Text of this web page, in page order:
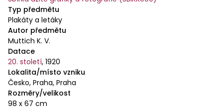
Typ předmětu
Plakáty a letáky
Autor předmětu
Muttich K. V.
Datace
20. století, 1920
Lokalita/místo vzniku
Česko, Praha, Praha
Rozměry/velikost
98 x 67 cm